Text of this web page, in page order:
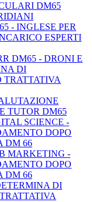
DM65
- INGLESE PER
ESPERTI
DM65 - DRONI E
DI
TRATTATIVA
TUTOR DM65
SCIENCE -
DOPO
DM 66
MARKETING -
DOPO
DM 66
DI